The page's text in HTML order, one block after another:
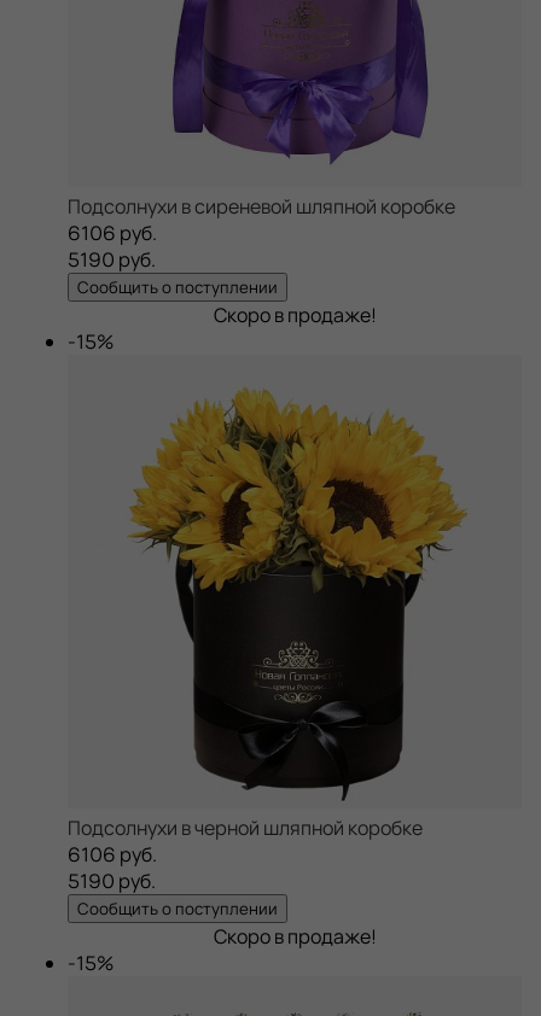
Подсолнухи в сиреневой шляпной коробке
6106 руб.
5190 руб.
Сообщить о поступлении
Скоро в продаже!
-15%
Подсолнухи в черной шляпной коробке
6106 руб.
5190 руб.
Сообщить о поступлении
Скоро в продаже!
-15%